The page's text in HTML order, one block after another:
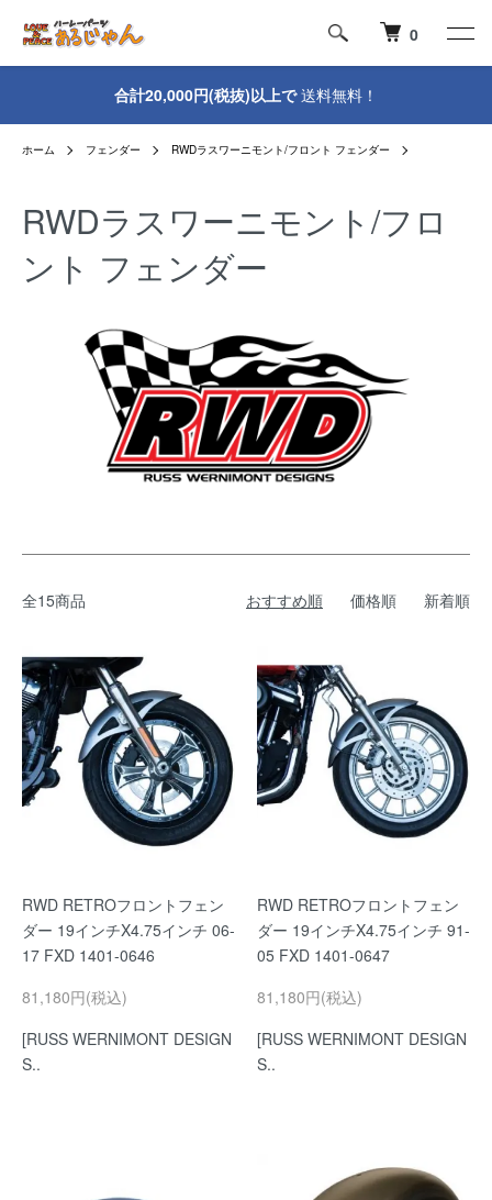
0
合計20,000円(税抜)以上で送料無料！
ホーム フェンダー RWDラスワーニモント/フロント フェンダー
RWDラスワーニモント/フロ
ント フェンダー
全15商品 おすすめ順 価格順 新着順
RWD RETROフロントフェン
ダー 19インチX4.75インチ 06-
17 FXD 1401-0646
81,180円(税込)
[RUSS WERNIMONT DESIGN
S..
RWD RETROフロントフェン
ダー 19インチX4.75インチ 91-
05 FXD 1401-0647
81,180円(税込)
[RUSS WERNIMONT DESIGN
S..